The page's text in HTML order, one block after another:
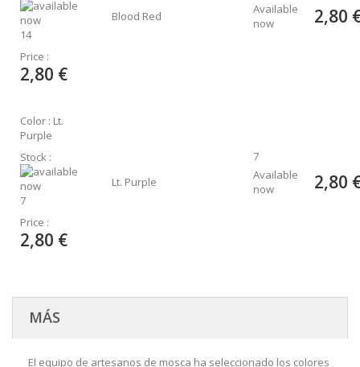
14
Price :
2,80 €
Blood Red
Available
now
2,80
Color : Lt.
Purple
Stock :
7
Price :
2,80 €
Lt. Purple
7
Available
now
2,80
MÁS
El equipo de artesanos de mosca ha seleccionado los colores